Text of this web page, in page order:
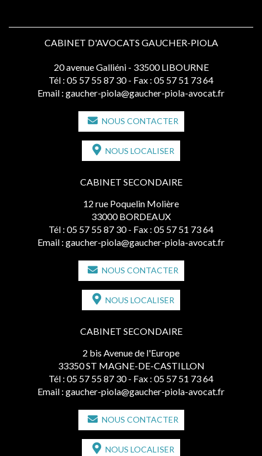
CABINET D'AVOCATS GAUCHER-PIOLA
20 avenue Galliéni - 33500 LIBOURNE
Tél : 05 57 55 87 30 - Fax : 05 57 51 73 64
Email : gaucher-piola@gaucher-piola-avocat.fr
NOUS CONTACTER
NOUS LOCALISER
CABINET SECONDAIRE
12 rue Poquelin Molière
33000 BORDEAUX
Tél : 05 57 55 87 30 - Fax : 05 57 51 73 64
Email : gaucher-piola@gaucher-piola-avocat.fr
NOUS CONTACTER
NOUS LOCALISER
CABINET SECONDAIRE
2 bis Avenue de l'Europe
33350 ST MAGNE-DE-CASTILLON
Tél : 05 57 55 87 30 - Fax : 05 57 51 73 64
Email : gaucher-piola@gaucher-piola-avocat.fr
NOUS CONTACTER
NOUS LOCALISER